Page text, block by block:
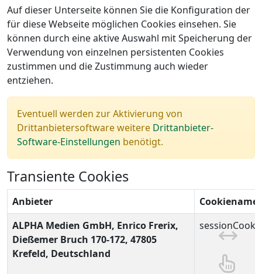
Auf dieser Unterseite können Sie die Konfiguration der
für diese Webseite möglichen Cookies einsehen. Sie
können durch eine aktive Auswahl mit Speicherung der
Verwendung von einzelnen persistenten Cookies
zustimmen und die Zustimmung auch wieder
entziehen.
Eventuell werden zur Aktivierung von
Drittanbietersoftware weitere Drittanbieter-
Software-Einstellungen benötigt.
Transiente Cookies
Anbieter
ALPHA Medien GmbH, Enrico Frerix,
Dießemer Bruch 170-172, 47805
Krefeld, Deutschland